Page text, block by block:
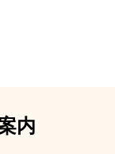
内